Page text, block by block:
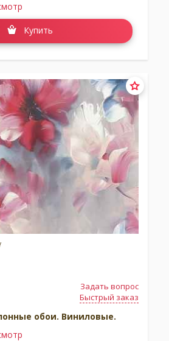
Купить
Задать вопрос
Быстрый заказ
обои. Виниловые.